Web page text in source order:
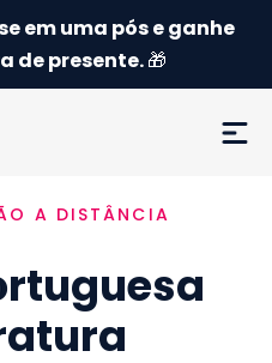
em uma pós e ganhe
de presente.🎁
A DISTÂNCIA